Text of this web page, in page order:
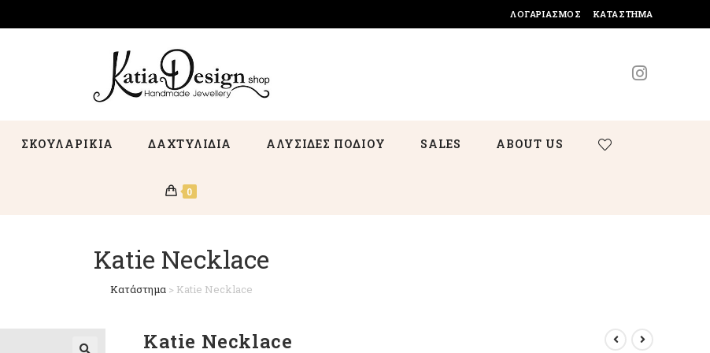
ΛΟΓΑΡΙΑΣΜΌΣ ΚΑΤΆΣΤΗΜΑ
ΣΚΟΥΛΑΡΙΚΙΑ ΔΑΧΤΥΛΙΔΙΑ ΑΛΥΣΙΔΕΣ ΠΟΔΙΟΥ SALES ABOUT US
0
Katie Necklace
Κατάστημα> Katie Necklace
Katie Necklace